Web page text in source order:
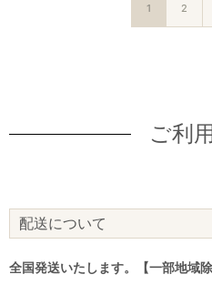
1 2
ご利
配送について
全国発送いたします。【一部地域除